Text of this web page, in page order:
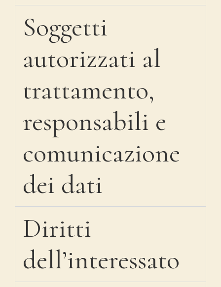
Soggetti
autorizzati al
trattamento,
responsabili e
comunicazione
dei dati
Diritti
dell’interessato